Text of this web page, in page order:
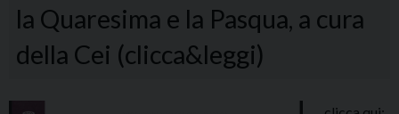
la Quaresima e la Pasqua, a cura
della Cei (clicca&leggi)